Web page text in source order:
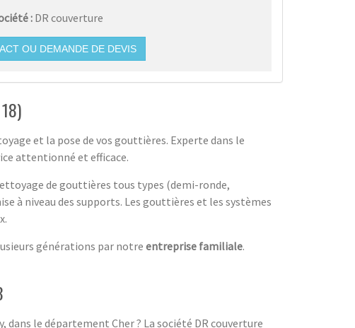
: DR couverture
OU DEMANDE DE DEVIS
et la pose de vos gouttières. Experte dans le
attentionné et efficace.
de gouttières tous types (demi-ronde,
à niveau des supports. Les gouttières et les systèmes
générations par notre entreprise familiale.
dans le département Cher ? La société DR couverture